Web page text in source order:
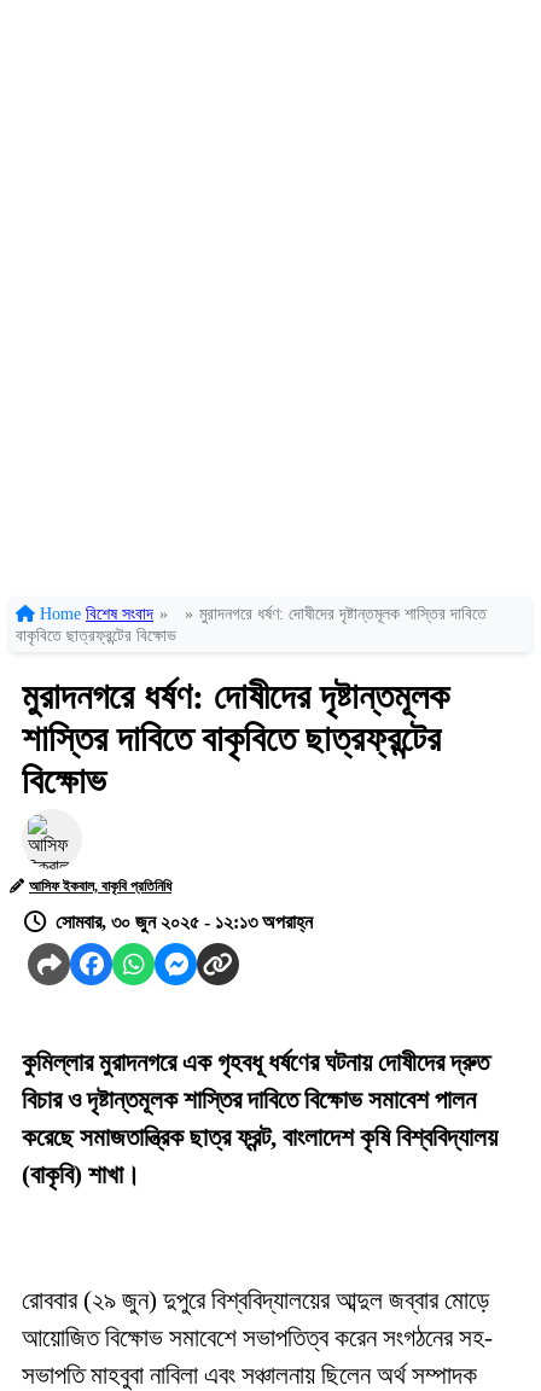
Home বিশেষ সংবাদ » » মুরাদনগরে ধর্ষণ: দোষীদের দৃষ্টান্তমূলক শাস্তির দাবিতে
বাকৃবিতে ছাত্রফ্রন্টের বিক্ষোভ
মুরাদনগরে ধর্ষণ: দোষীদের দৃষ্টান্তমূলক
শাস্তির দাবিতে বাকৃবিতে ছাত্রফ্রন্টের
বিক্ষোভ
আসিফ ইকবাল, বাকৃবি প্রতিনিধি
সোমবার, ৩০ জুন ২০২৫ - ১২:১৩ অপরাহ্ন
কুমিল্লার মুরাদনগরে এক গৃহবধূ ধর্ষণের ঘটনায় দোষীদের দ্রুত
বিচার ও দৃষ্টান্তমূলক শাস্তির দাবিতে বিক্ষোভ সমাবেশ পালন
করেছে সমাজতান্ত্রিক ছাত্র ফ্রন্ট, বাংলাদেশ কৃষি বিশ্ববিদ্যালয়
(বাকৃবি) শাখা।
রোববার (২৯ জুন) দুপুরে বিশ্ববিদ্যালয়ের আব্দুল জব্বার মোড়ে
আয়োজিত বিক্ষোভ সমাবেশে সভাপতিত্ব করেন সংগঠনের সহ-
সভাপতি মাহবুবা নাবিলা এবং সঞ্চালনায় ছিলেন অর্থ সম্পাদক